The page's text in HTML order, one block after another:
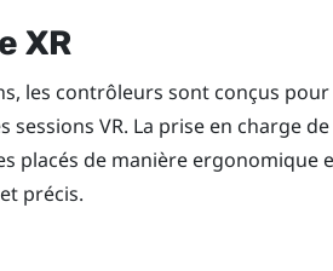
XR
les contrôleurs sont conçus pour
VR. La prise en charge de
placés de manière ergonomique
précis.